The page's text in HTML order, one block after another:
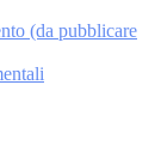
(da pubblicare